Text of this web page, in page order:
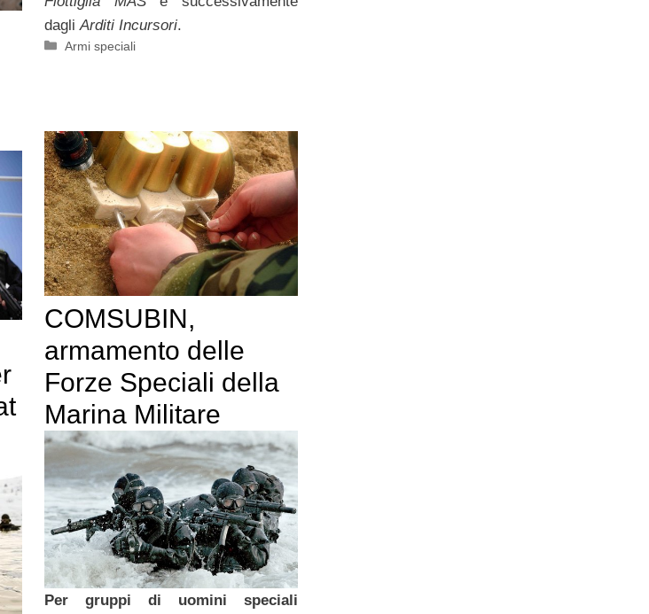
dagli Arditi Incursori.
Categorie
Armi speciali
COMSUBIN,
armamento delle
Forze Speciali della
Marina Militare
Per gruppi di uomini speciali